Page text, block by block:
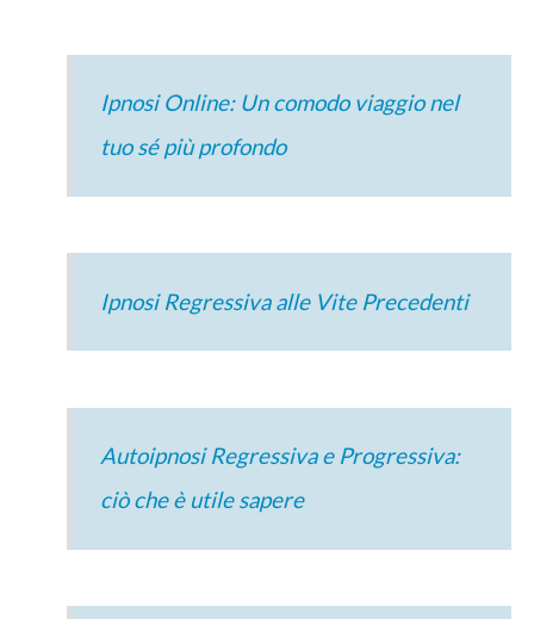
Ipnosi Online: Un comodo viaggio nel
tuo sé più profondo
Ipnosi Regressiva alle Vite Precedenti
Autoipnosi Regressiva e Progressiva:
ciò che è utile sapere